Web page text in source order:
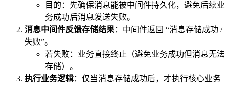
目的：先确保消息能被中间件持久化，避免后续业
务成功后消息发送失败。
消息中间件反馈存储结果：中间件返回 “消息存储成功 /
失败”。
若失败：业务直接终止（避免业务成功但消息无法
存储）。
执行业务逻辑：仅当消息存储成功后，才执行核心业务